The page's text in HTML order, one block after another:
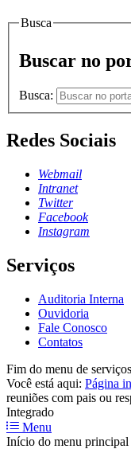
Busca
Buscar no
Busca:
Redes Sociais
Webmail
Intranet
Twitter
Facebook
Instagram
Serviços
Auditoria Interna
Ouvidoria
Fale Conosco
Contatos
Fim do menu de serviços
Você está aqui: Página
reuniões com pais ou
Integrado
Menu
Início do menu principal